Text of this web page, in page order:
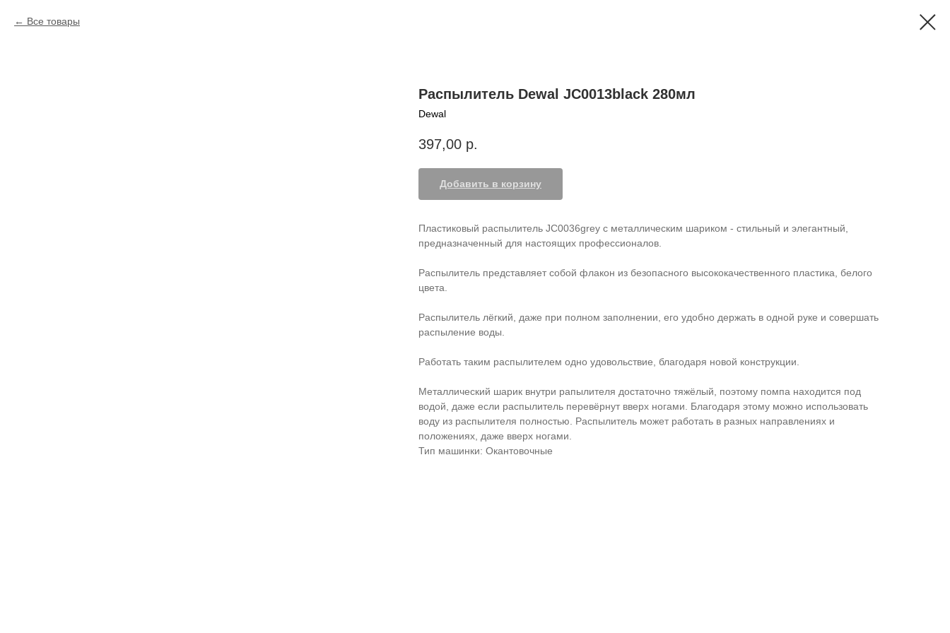
Все товары
Распылитель Dewal JC0013black 280мл
Dewal
397,00 р.
Добавить в корзину
Пластиковый распылитель JC0036grey с металлическим шариком - стильный и элегантный,
предназначенный для настоящих профессионалов.
Распылитель представляет собой флакон из безопасного высококачественного пластика, белого
цвета.
Распылитель лёгкий, даже при полном заполнении, его удобно держать в одной руке и совершать
распыление воды.
Работать таким распылителем одно удовольствие, благодаря новой конструкции.
Металлический шарик внутри рапылителя достаточно тяжёлый, поэтому помпа находится под
водой, даже если распылитель перевёрнут вверх ногами. Благодаря этому можно использовать
воду из распылителя полностью. Распылитель может работать в разных направлениях и
положениях, даже вверх ногами.
Тип машинки: Окантовочные